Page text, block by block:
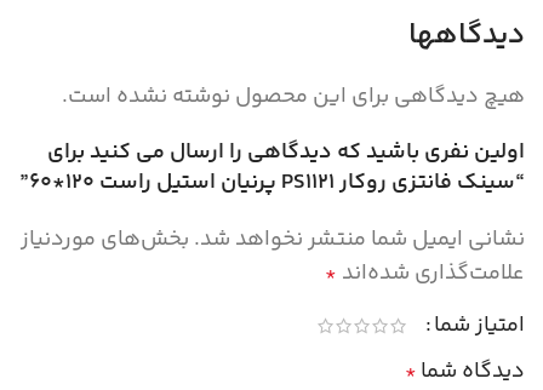
دیدگاهها
هیچ دیدگاهی برای این محصول نوشته نشده است.
اولین نفری باشید که دیدگاهی را ارسال می کنید برای
“سينک فانتزي روکار PS1121 پرنيان استيل راست 120*60”
نشانی ایمیل شما منتشر نخواهد شد. بخش‌های موردنیاز
علامت‌گذاری شده‌اند *
امتیاز شما
دیدگاه شما *